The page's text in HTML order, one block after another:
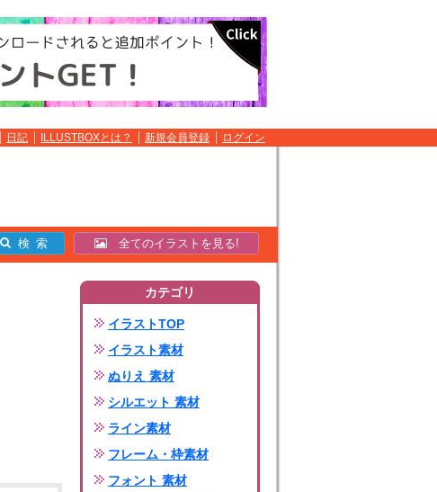
日記 ILLUSTBOXとは？ 新規会員登録 ログイン
全てのイラストを見る!
カテゴリ
イラストTOP
イラスト素材
ぬりえ 素材
シルエット 素材
ライン素材
フレーム・枠素材
フォント 素材